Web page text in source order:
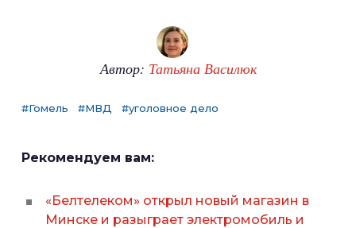
Автор: Татьяна Василюк
#Гомель #МВД #уголовное дело
Рекомендуем вам:
«Белтелеком» открыл новый магазин в
Минске и разыграет электромобиль и